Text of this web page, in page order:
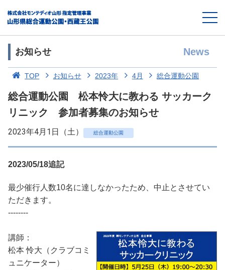
お知らせ News
TOP お知らせ 2023年 4月 総合運動公園
総合運動公園 松本怜大に教わる サッカーク
リニック 参加者募集のお知らせ
2023年4月1日（土） 総合運動公園
2023/05/18追記
最少催行人数10名に達しなかったため、中止とさせてい
ただきます。
--------
講師：
松本 怜大（クラブコミ
ュニケーター）